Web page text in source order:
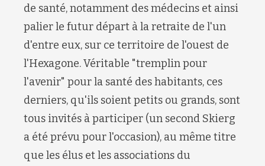
de santé, notamment des médecins et ainsi
palier le futur départ à la retraite de l'un
d'entre eux, sur ce territoire de l'ouest de
l'Hexagone. Véritable "tremplin pour
l'avenir" pour la santé des habitants, ces
derniers, qu'ils soient petits ou grands, sont
tous invités à participer (un second Skierg
a été prévu pour l'occasion), au même titre
que les élus et les associations du